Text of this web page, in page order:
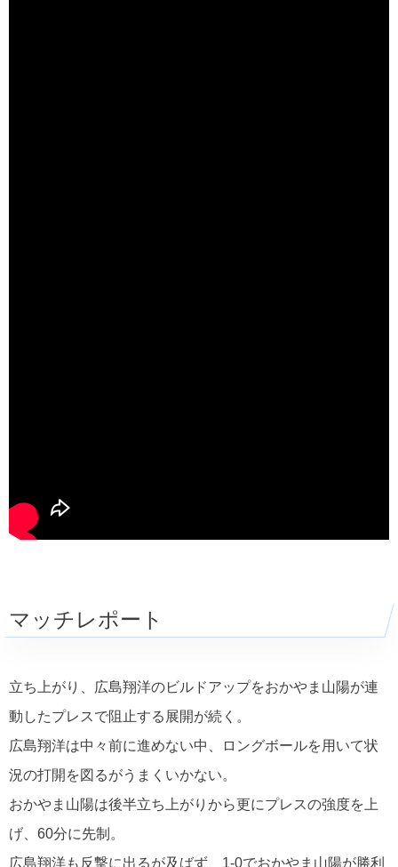
マッチレポート
立ち上がり、広島翔洋のビルドアップをおかやま山陽が連
動したプレスで阻止する展開が続く。
広島翔洋は中々前に進めない中、ロングボールを用いて状
況の打開を図るがうまくいかない。
おかやま山陽は後半立ち上がりから更にプレスの強度を上
げ、60分に先制。
広島翔洋も反撃に出るが及ばず、1-0でおかやま山陽が勝利